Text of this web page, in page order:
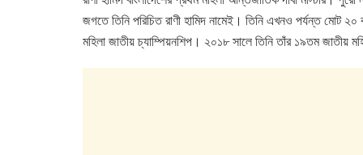
o
o
k
p
p
n
জগতে তিনি পরিচিত রাণী হামিদ নামেই। তিনি এখনও পর্যন্ত মোট
মহিলা জাতীয় চ্যাম্পিয়নশিপ। ২০১৮ সালে তিনি তাঁর ১৯তম জাতীয়